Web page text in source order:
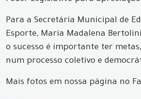
Para a Secretária Municipal de
Esporte, Maria Madalena
o sucesso é importante ter
num processo coletivo e
Mais fotos em nossa página no